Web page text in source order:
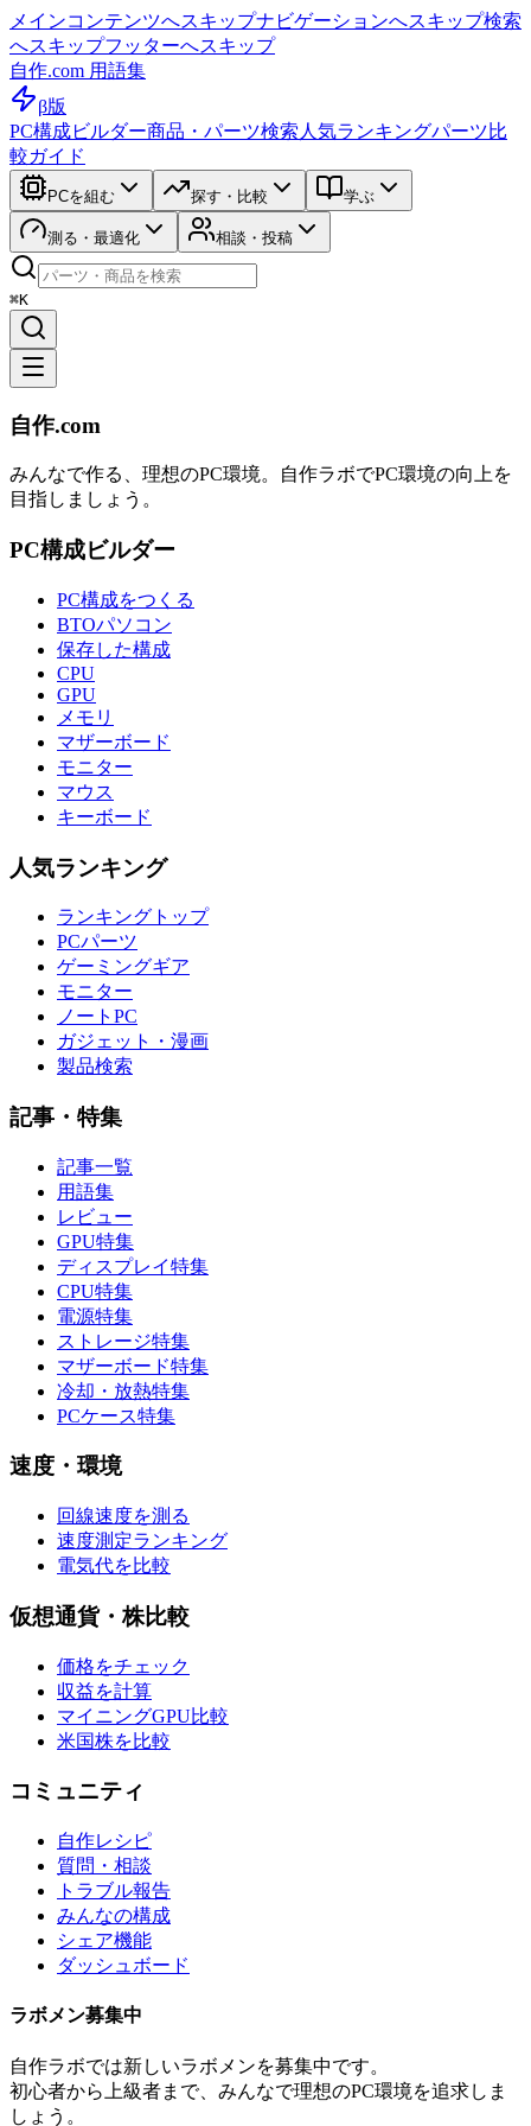
メインコンテンツへスキップナビゲーションへスキップ検索
へスキップフッターへスキップ
自作.com 用語集
β版
PC構成ビルダー商品・パーツ検索 人気ランキングパーツ比
較ガイド
PCを組む 探す・比較 学ぶ
測る・最適化 相談・投稿
⌘K
自作.com
みんなで作る、理想のPC環境。 自作ラボでPC環境の向上を
目指しましょう。
PC構成ビルダー
PC構成をつくる
BTOパソコン
保存した構成
CPU
GPU
メモリ
マザーボード
モニター
マウス
キーボード
人気ランキング
ランキングトップ
PCパーツ
ゲーミングギア
モニター
ノートPC
ガジェット・漫画
製品検索
記事・特集
記事一覧
用語集
レビュー
GPU特集
ディスプレイ特集
CPU特集
電源特集
ストレージ特集
マザーボード特集
冷却・放熱特集
PCケース特集
速度・環境
回線速度を測る
速度測定ランキング
電気代を比較
仮想通貨・株比較
価格をチェック
収益を計算
マイニングGPU比較
米国株を比較
コミュニティ
自作レシピ
質問・相談
トラブル報告
みんなの構成
シェア機能
ダッシュボード
ラボメン募集中
自作ラボでは新しいラボメンを募集中です。
初心者から上級者まで、みんなで理想のPC環境を追求しま
しょう。